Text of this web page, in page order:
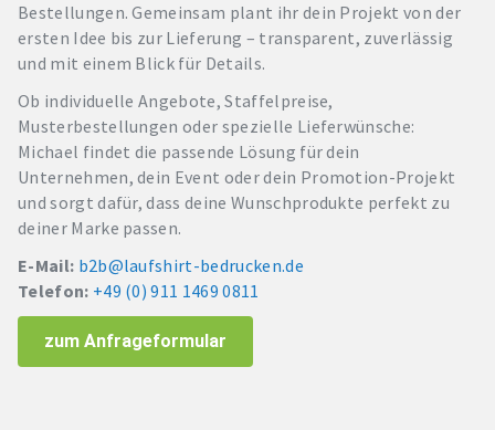
Bestellungen. Gemeinsam plant ihr dein Projekt von der
ersten Idee bis zur Lieferung – transparent, zuverlässig
und mit einem Blick für Details.
Ob individuelle Angebote, Staffelpreise,
Musterbestellungen oder spezielle Lieferwünsche:
Michael findet die passende Lösung für dein
Unternehmen, dein Event oder dein Promotion-Projekt
und sorgt dafür, dass deine Wunschprodukte perfekt zu
deiner Marke passen.
E-Mail: b2b@laufshirt-bedrucken.de
Telefon: +49 (0) 911 1469 0811
zum Anfrageformular